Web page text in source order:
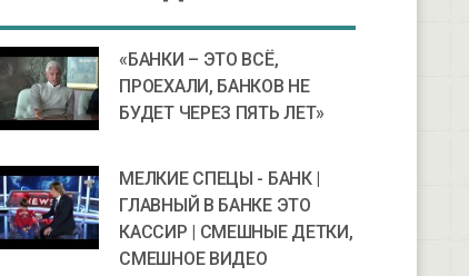
«БАНКИ – ЭТО ВСЁ,
ПРОЕХАЛИ, БАНКОВ НЕ
БУДЕТ ЧЕРЕЗ ПЯТЬ ЛЕТ»
МЕЛКИЕ СПЕЦЫ - БАНК |
ГЛАВНЫЙ В БАНКЕ ЭТО
КАССИР | СМЕШНЫЕ ДЕТКИ,
СМЕШНОЕ ВИДЕО